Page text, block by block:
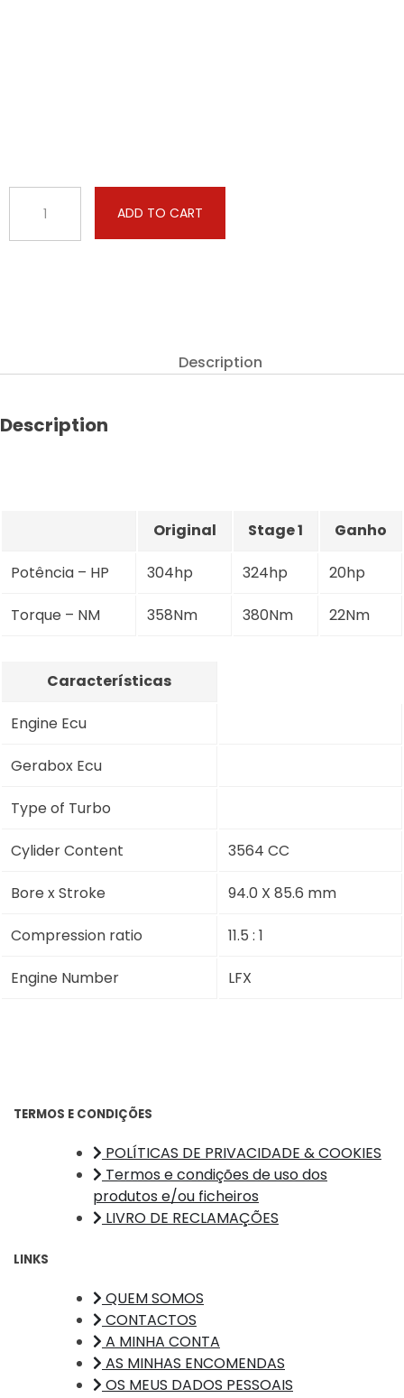
XTS
ADD TO CART
Description
Description
Original Stage 1 Ganho
Potência – HP 304hp 324hp 20hp
Torque – NM 358Nm 380Nm 22Nm
Características
Engine Ecu
Gerabox Ecu
Type of Turbo
Cylider Content 3564 CC
Bore x Stroke 94.0 X 85.6 mm
Compression ratio 11.5 : 1
Engine Number LFX
TERMOS E CONDIÇÕES
POLÍTICAS DE PRIVACIDADE & COOKIES
Termos e condições de uso dos
produtos e/ou ficheiros
LIVRO DE RECLAMAÇÕES
LINKS
QUEM SOMOS
CONTACTOS
A MINHA CONTA
AS MINHAS ENCOMENDAS
OS MEUS DADOS PESSOAIS